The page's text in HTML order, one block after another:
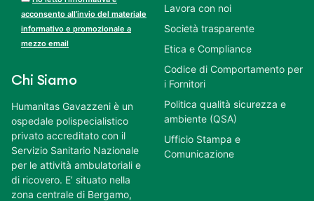
acconsento all’invio del materiale
informativo e promozionale a
mezzo email
Chi Siamo
Humanitas Gavazzeni è un
ospedale polispecialistico
privato accreditato con il
Servizio Sanitario Nazionale
per le attività ambulatoriali e
di ricovero. E’ situato nella
zona centrale di Bergamo,
Lavora con noi
Società trasparente
Etica e Compliance
Codice di Comportamento per
i Fornitori
Politica qualità sicurezza e
ambiente (QSA)
Ufficio Stampa e
Comunicazione